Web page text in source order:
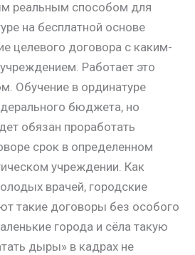
реальным способом для
на бесплатной основе
целевого договора с каким-
Работает это
Обучение в ординатуре
бюджета, но
обязан проработать
срок в определенном
учреждении. Как
врачей, городские
такие договоры без особого
города и сёла такую
дыры» в кадрах не